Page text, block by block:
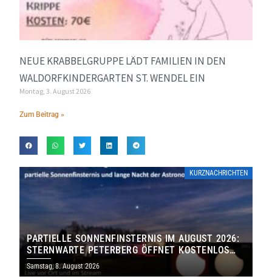
NEUE KRABBELGRUPPE LÄDT FAMILIEN IN DEN
WALDORFKINDERGARTEN ST. WENDEL EIN
Montag, 3. August 2026
Zum Beitrag »
KURZNACHRICHTEN
PARTIELLE SONNENFINSTERNIS IM AUGUST 2026:
STERNWARTE PETERBERG ÖFFNET KOSTENLOS
IHRE TORE
Samstag, 8. August 2026